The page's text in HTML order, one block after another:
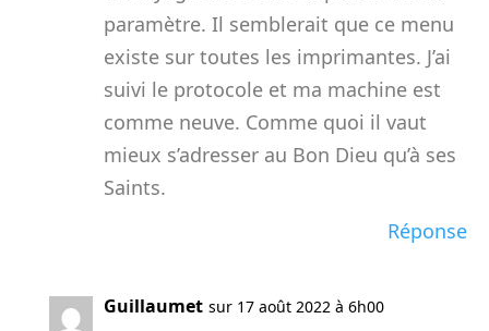
paramètre. Il semblerait que ce menu
existe sur toutes les imprimantes. J’ai
suivi le protocole et ma machine est
comme neuve. Comme quoi il vaut
mieux s’adresser au Bon Dieu qu’à ses
Saints.
Réponse
Guillaumet sur 17 août 2022 à 6h00